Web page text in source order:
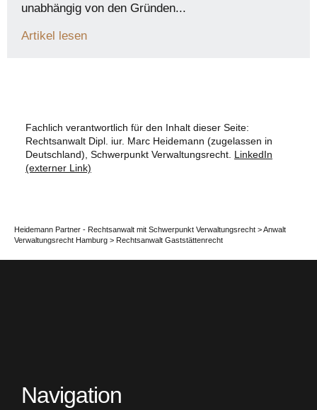
unabhängig von den Gründen...
Artikel lesen
Fachlich verantwortlich für den Inhalt dieser Seite:
Rechtsanwalt Dipl. iur. Marc Heidemann (zugelassen in
Deutschland), Schwerpunkt Verwaltungsrecht. LinkedIn
(externer Link)
Heidemann Partner - Rechtsanwalt mit Schwerpunkt Verwaltungsrecht >Anwalt
Verwaltungsrecht Hamburg > Rechtsanwalt Gaststättenrecht
Navigation